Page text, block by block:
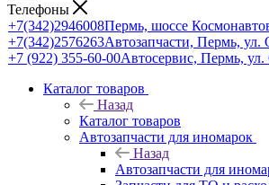
Телефоны
+7(342)2946008Пермь, шоссе
+7(342)2576263Автозапчасти, Пермь, ул.
+7 (922) 355-60-00Автосервис, Пермь, ул.
Каталог товаров
Назад
Каталог товаров
Автозапчасти для иномарок
Назад
Автозапчасти для